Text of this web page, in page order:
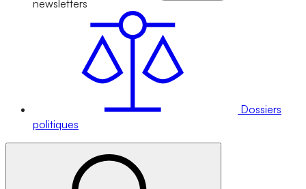
newsletters
Dossiers
politiques